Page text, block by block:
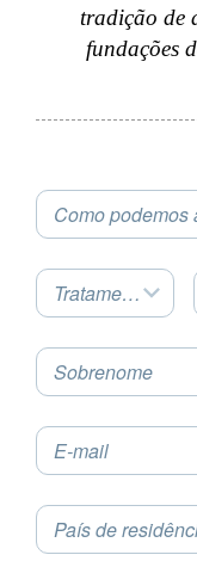
tradição de
fundações
Como podemos
Tratamento
Sobrenome
E-mail
País de